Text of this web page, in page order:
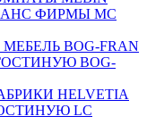
ФИРМЫ MC
BOG-FRAN
BOG-
HELVETIA
LC